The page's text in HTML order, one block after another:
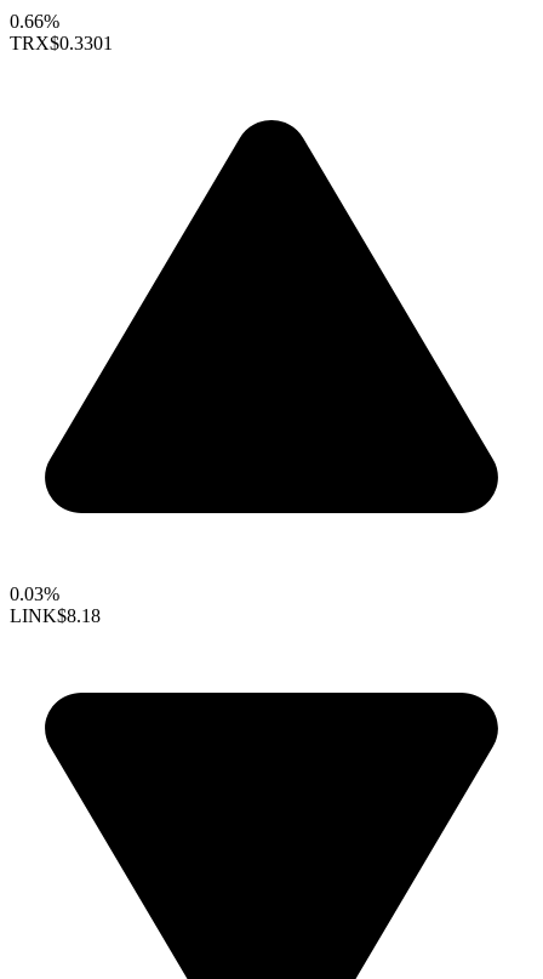
0.66%
TRX$0.3301
0.03%
LINK$8.18